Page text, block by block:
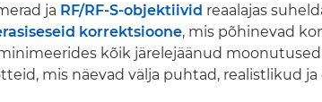
ja RF/RF-S-objektiivid reaalajas
korrektsioone, mis põhinevad
kõik järelejäänud
mis näevad välja puhtad, realistlikud